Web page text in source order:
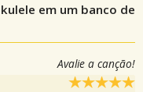
em um banco de
Avalie a canção!